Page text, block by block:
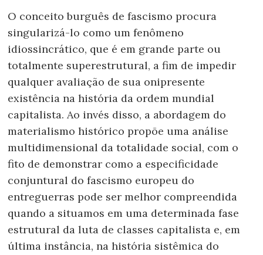
O conceito burguês de fascismo procura
singularizá-lo como um fenômeno
idiossincrático, que é em grande parte ou
totalmente superestrutural, a fim de impedir
qualquer avaliação de sua onipresente
existência na história da ordem mundial
capitalista. Ao invés disso, a abordagem do
materialismo histórico propõe uma análise
multidimensional da totalidade social, com o
fito de demonstrar como a especificidade
conjuntural do fascismo europeu do
entreguerras pode ser melhor compreendida
quando a situamos em uma determinada fase
estrutural da luta de classes capitalista e, em
última instância, na história sistêmica do